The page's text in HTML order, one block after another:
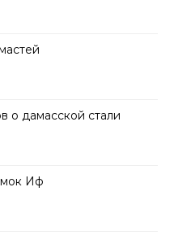
о дамасской стали
Иф